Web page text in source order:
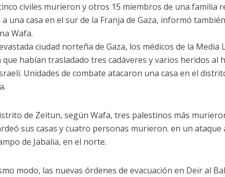
civiles murieron y otros 15 miembros de una familia
una casa en el sur de la Franja de Gaza, informó
Wafa.
ciudad norteña de Gaza, los médicos de la Media
habían trasladado tres cadáveres y varios heridos al
Unidades de combate atacaron una casa en el
de Zeitun, según Wafa, tres palestinos más
sus casas y cuatro personas murieron. en un
de Jabalia, en el norte.
modo, las nuevas órdenes de evacuación en Deir al